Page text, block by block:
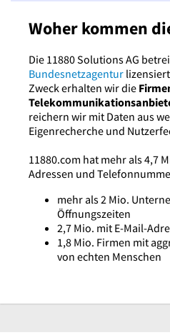
Woher kommen
Die 11880 Solutions AG
Bundesnetzagentur
Zweck erhalten wir die
reichern wir mit Daten aus
Eigenrecherche und
11880.com hat mehr als 4,7
Adressen und
mehr als 2 Mio.
Öffnungszeiten
2,7 Mio. mit E-Mail-
1,8 Mio. Firmen mit
von echten Menschen